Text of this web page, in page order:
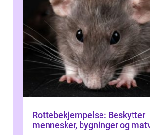
Rottebekjempelse: Beskytter
mennesker, bygninger og